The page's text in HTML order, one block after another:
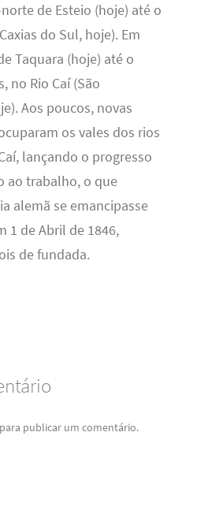
de Esteio (hoje) até o
do Sul, hoje). Em
Taquara (hoje) até o
no Rio Caí (São
Aos poucos, novas
os vales dos rios
lançando o progresso
ao trabalho, o que
alemã se emancipasse
1 de Abril de 1846,
de fundada.
para publicar um comentário.